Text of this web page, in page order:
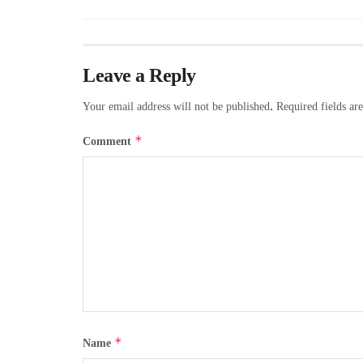
Leave a Reply
Your email address will not be published. Required fields
Comment *
Name *